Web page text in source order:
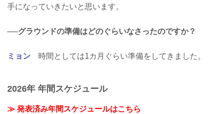
手になっていきたいと思います。
──グラウンドの準備はどのぐらいなさったのですか？
ミョン 時間としては1カ月ぐらい準備をしてきました。
2026年 年間スケジュール
≫ 発表済み年間スケジュールはこちら